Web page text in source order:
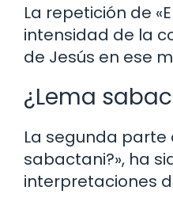
La repetición de
intensidad de la
de Jesús en ese
¿Lema
La segunda parte
sabactani?», ha
interpretaciones